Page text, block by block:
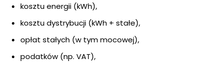
kosztu energii (kWh),
kosztu dystrybucji (kWh + stałe),
opłat stałych (w tym mocowej),
podatków (np. VAT),